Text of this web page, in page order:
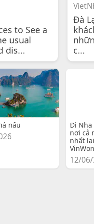
to See a
usual
dis...
Đà
c...
nấu
Đi Nha
nơi cả
nhất
12/